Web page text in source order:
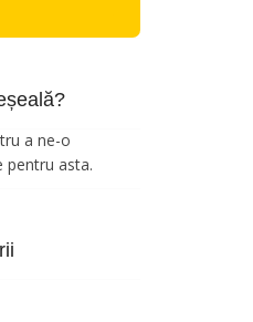
a ne-o
pentru asta.